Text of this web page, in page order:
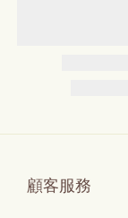
顧客服務